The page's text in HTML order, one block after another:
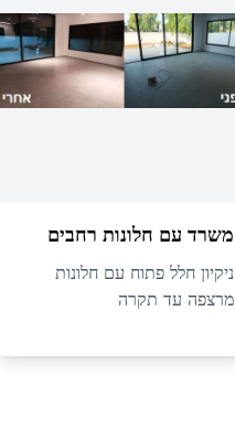
משרד עם חלונות רחבים
ניקיון חלל פתוח עם חלונות
מרצפה עד תקרה